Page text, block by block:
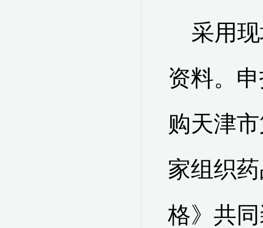
采用现
资料。
购天津
家组织
格》 共